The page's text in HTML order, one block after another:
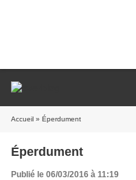
Accueil » Éperdument
Éperdument
Publié le 06/03/2016 à 11:19